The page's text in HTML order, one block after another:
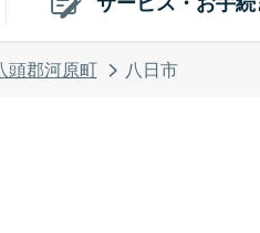
頭郡河原町 八日市